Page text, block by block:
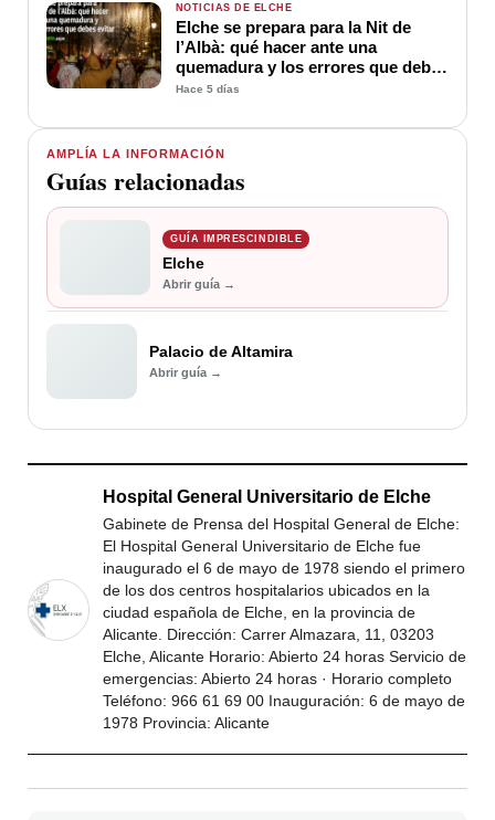
AMPLÍA LA INFORMACIÓN
Guías relacionadas
GUÍA IMPRESCINDIBLE
Elche
Abrir guía →
Palacio de Altamira
Abrir guía →
NOTICIAS DE ELCHE
Elche se prepara para la Nit de
l’Albà: qué hacer ante una
quemadura y los errores que debes
evitar
Hace 5 días
Hospital General Universitario de Elche
Gabinete de Prensa del Hospital General de Elche:
El Hospital General Universitario de Elche fue
inaugurado el 6 de mayo de 1978 siendo el primero
de los dos centros hospitalarios ubicados en la
ciudad española de Elche, en la provincia de
Alicante. Dirección: Carrer Almazara, 11, 03203
Elche, Alicante Horario: Abierto 24 horas Servicio de
emergencias: Abierto 24 horas · Horario completo
Teléfono: 966 61 69 00 Inauguración: 6 de mayo de
1978 Provincia: Alicante